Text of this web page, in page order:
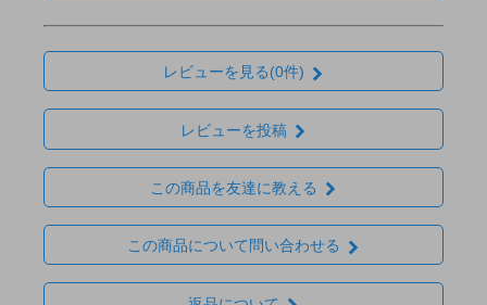
レビューを見る(0件)
レビューを投稿
この商品を友達に教える
この商品について問い合わせる